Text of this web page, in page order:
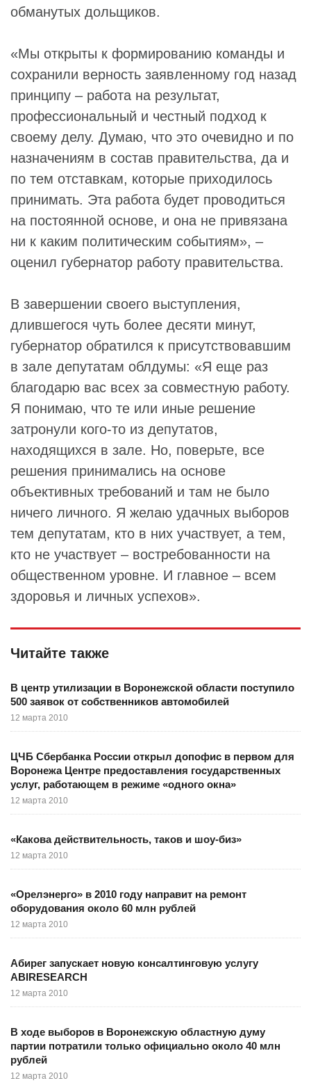
обманутых дольщиков.
«Мы открыты к формированию команды и
сохранили верность заявленному год назад
принципу – работа на результат,
профессиональный и честный подход к
своему делу. Думаю, что это очевидно и по
назначениям в состав правительства, да и
по тем отставкам, которые приходилось
принимать. Эта работа будет проводиться
на постоянной основе, и она не привязана
ни к каким политическим событиям», –
оценил губернатор работу правительства.
В завершении своего выступления,
длившегося чуть более десяти минут,
губернатор обратился к присутствовавшим
в зале депутатам облдумы: «Я еще раз
благодарю вас всех за совместную работу.
Я понимаю, что те или иные решение
затронули кого-то из депутатов,
находящихся в зале. Но, поверьте, все
решения принимались на основе
объективных требований и там не было
ничего личного. Я желаю удачных выборов
тем депутатам, кто в них участвует, а тем,
кто не участвует – востребованности на
общественном уровне. И главное – всем
здоровья и личных успехов».
Читайте также
В центр утилизации в Воронежской области поступило
500 заявок от собственников автомобилей
12 марта 2010
ЦЧБ Сбербанка России открыл допофис в первом для
Воронежа Центре предоставления государственных
услуг, работающем в режиме «одного окна»
12 марта 2010
«Какова действительность, таков и шоу-биз»
12 марта 2010
«Орелэнерго» в 2010 году направит на ремонт
оборудования около 60 млн рублей
12 марта 2010
Абирег запускает новую консалтинговую услугу
ABIRESEARCH
12 марта 2010
В ходе выборов в Воронежскую областную думу
партии потратили только официально около 40 млн
рублей
12 марта 2010